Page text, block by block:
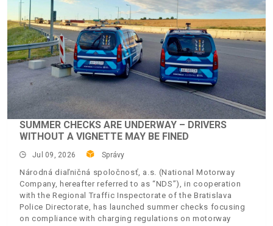
SUMMER CHECKS ARE UNDERWAY – DRIVERS
WITHOUT A VIGNETTE MAY BE FINED
Jul 09, 2026 Správy
Národná diaľničná spoločnosť, a.s. (National Motorway
Company, hereafter referred to as “NDS”), in cooperation
with the Regional Traffic Inspectorate of the Bratislava
Police Directorate, has launched summer checks focusing
on compliance with charging regulations on motorway